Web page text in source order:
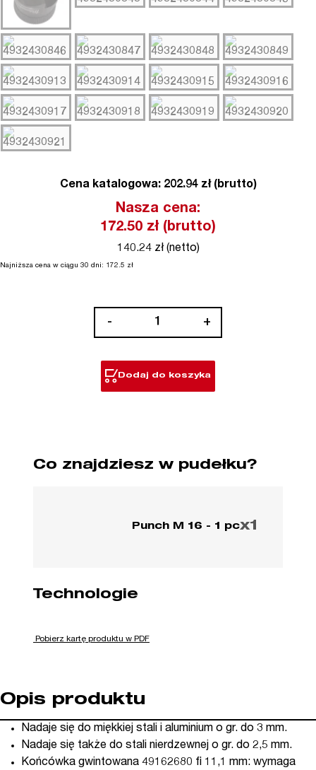
Cena katalogowa: 202.94 zł (brutto)
Nasza cena:
172.50 zł (brutto)
140.24 zł (netto)
Najniższa cena w ciągu 30 dni: 172.5 zł
-
przebijak
+
Dodaj do koszyka
Co znajdziesz w pudełku?
Punch M 16 - 1 pcx1
Technologie
Pobierz kartę produktu w PDF
Opis produktu
Nadaje się do miękkiej stali i aluminium o gr. do 3 mm.
Nadaje się także do stali nierdzewnej o gr. do 2,5 mm.
Końcówka gwintowana 49162680 fi 11,1 mm: wymaga